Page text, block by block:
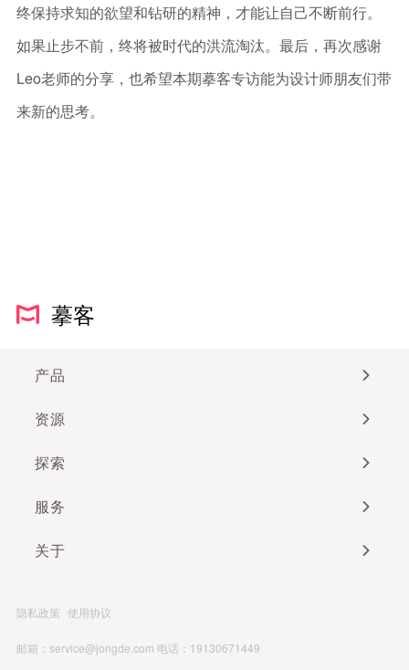
终保持求知的欲望和钻研的精神，才能让自己不断前行。
如果止步不前，终将被时代的洪流淘汰。最后，再次感谢
Leo老师的分享，也希望本期摹客专访能为设计师朋友们带
来新的思考。
摹客
产品
资源
探索
服务
关于
隐私政策 使用协议
邮箱：service@jongde.com 电话：19130671449